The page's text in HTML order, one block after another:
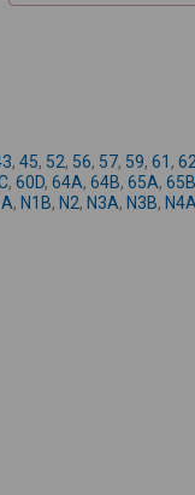
, 45, 52, 56, 57, 59, 61 ,
, 60D, 64A, 64B, 65A, 65B
, N1B, N2, N3A, N3B,